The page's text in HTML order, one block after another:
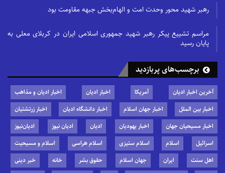
رهبر شهید محور وحدت امت و الهام‌بخش جبهه مقاومت بود
مراسم تشییع پیکر رهبر شهید جمهوری اسلامی ایران در کربلای معلی به
پایان رسید
برچسب‌های پربازدید
آخرین اخبار ادیان آمریکا اخبار ادیان
اخبار ادیان و مذاهب
اخبار بین الملل
اخبار جهان اسلام اخبار دانشگاه ادیان
اخبار زرتشتیان
اخبار مسیحیان جهان
اخبار یهودیان ادیان ادیان نیوز
ادیان‌نیوز
اسرائیل
اسلام اسلام ستیزی اسلام هراسی
اسلام و مسیحیت
اهل سنت
ایران جهان اسلام حقوق بشر خانه
خبر دینی